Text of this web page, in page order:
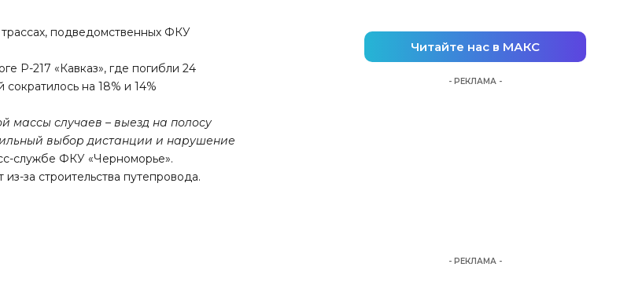
подведомственных ФКУ
Р-217 «Кавказ», где погибли 24
на 18% и 14%
массы случаев – выезд на полосу
выбор дистанции и нарушение
службе ФКУ «Черноморье».
за строительства путепровода.
Читайте нас в МАКС
- РЕКЛАМА -
- РЕКЛАМА -